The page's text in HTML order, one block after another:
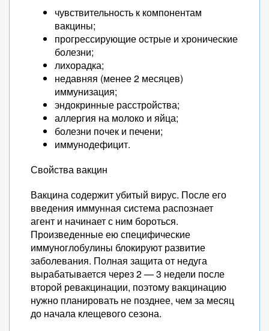
чувствительность к компонентам
вакцины;
прогрессирующие острые и хронические
болезни;
лихорадка;
недавняя (менее 2 месяцев)
иммунизация;
эндокринные расстройства;
аллергия на молоко и яйца;
болезни почек и печени;
иммунодефицит.
Свойства вакцин
Вакцина содержит убитый вирус. После его
введения иммунная система распознает
агент и начинает с ним бороться.
Произведенные ею специфические
иммуноглобулины блокируют развитие
заболевания. Полная защита от недуга
вырабатывается через 2 — 3 недели после
второй ревакцинации, поэтому вакцинацию
нужно планировать не позднее, чем за месяц
до начала клещевого сезона.